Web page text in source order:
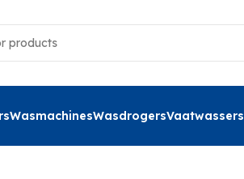
WasmachinesWasdrogersVaatwassers